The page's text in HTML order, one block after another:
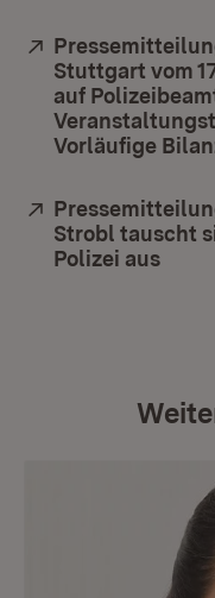
Extern:
Stuttgart vom
auf
Vorläufige
Extern:
Strobl tauscht
Polizei aus